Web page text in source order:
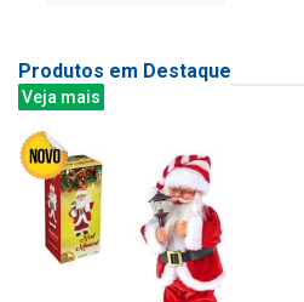
Produtos em Destaque
Veja mais